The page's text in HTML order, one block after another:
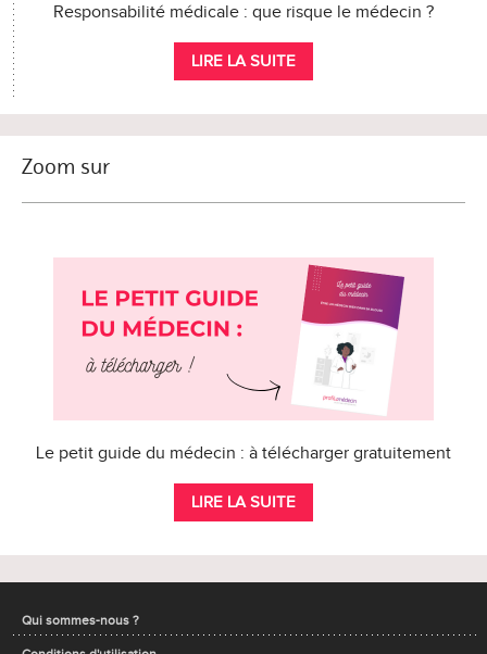
Responsabilité médicale : que risque le médecin ?
LIRE LA SUITE
Zoom sur
Le petit guide du médecin : à télécharger gratuitement
LIRE LA SUITE
Qui sommes-nous ?